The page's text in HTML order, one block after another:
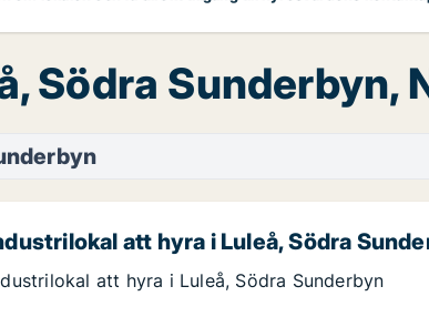
Södra Sunderbyn,
att hyra i Luleå, Södra
att hyra i Luleå, Södra Sunderbyn